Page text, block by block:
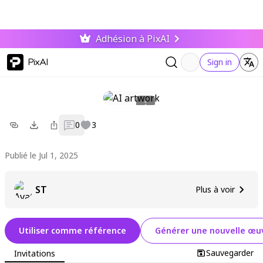
Adhésion à PixAI
PixAI Sign in
0 3
Publié le Jul 1, 2025
ST Plus à voir
Utiliser comme référence Générer une nouvelle
Invitations Sauvegarder